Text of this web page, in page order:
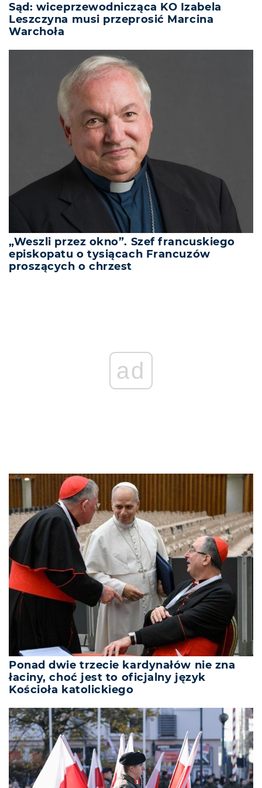
Sąd: wiceprzewodnicząca KO Izabela
Leszczyna musi przeprosić Marcina
Warchoła
„Weszli przez okno”. Szef francuskiego
episkopatu o tysiącach Francuzów
proszących o chrzest
ad
Ponad dwie trzecie kardynałów nie zna
łaciny, choć jest to oficjalny język
Kościoła katolickiego